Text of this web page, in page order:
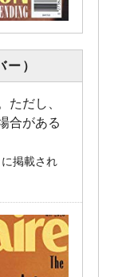
）
ただし、
合がある
掲載され